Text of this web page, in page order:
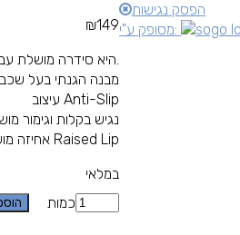
₪149
מבנה הגנתי בעל
עיצוב Anti-Slip
נגיש בקלות וגימור
אחיזה מושלמת ולחצנים עם עיצוב Raised Lip
במלאי
כמות
הפסק נגישות
מסופק ע"י: